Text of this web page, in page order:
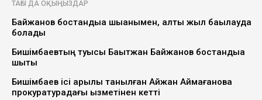
ТАҒЫ ДА ОҚЫҢЫЗДАР
Байжанов бостандыққа шыққанымен, алты жыл бақылауда
болады
Бишімбаевтың туысы Бақытжан Байжанов бостандыққа
шықты
Бишімбаев ісі арқылы танылған Айжан Аймағанова
прокуратурадағы қызметінен кетті